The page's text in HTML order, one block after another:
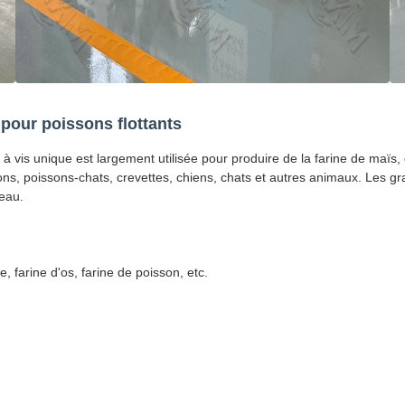
poissons flottants
vis unique est largement utilisée pour produire de la farine de
poissons-chats, crevettes, chiens, chats et autres animaux. Les
farine d'os, farine de poisson, etc.